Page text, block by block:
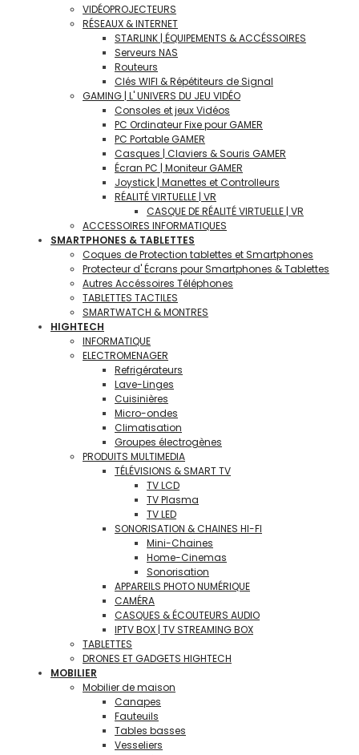
VIDÉOPROJECTEURS
RÉSEAUX & INTERNET
STARLINK | ÉQUIPEMENTS & ACCÉSSOIRES
Serveurs NAS
Routeurs
Clés WIFI & Répétiteurs de Signal
GAMING | L' UNIVERS DU JEU VIDÉO
Consoles et jeux Vidéos
PC Ordinateur Fixe pour GAMER
PC Portable GAMER
Casques | Claviers & Souris GAMER
Écran PC | Moniteur GAMER
Joystick | Manettes et Controlleurs
RÉALITÉ VIRTUELLE | VR
CASQUE DE RÉALITÉ VIRTUELLE | VR
ACCESSOIRES INFORMATIQUES
SMARTPHONES & TABLETTES
Coques de Protection tablettes et Smartphones
Protecteur d' Écrans pour Smartphones & Tablettes
Autres Accéssoires Téléphones
TABLETTES TACTILES
SMARTWATCH & MONTRES
HIGHTECH
INFORMATIQUE
ELECTROMENAGER
Refrigérateurs
Lave-Linges
Cuisinières
Micro-ondes
Climatisation
Groupes électrogènes
PRODUITS MULTIMEDIA
TÉLÉVISIONS & SMART TV
TV LCD
TV Plasma
TV LED
SONORISATION & CHAINES HI-FI
Mini-Chaines
Home-Cinemas
Sonorisation
APPAREILS PHOTO NUMÉRIQUE
CAMÉRA
CASQUES & ÉCOUTEURS AUDIO
IPTV BOX | TV STREAMING BOX
TABLETTES
DRONES ET GADGETS HIGHTECH
MOBILIER
Mobilier de maison
Canapes
Fauteuils
Tables basses
Vesseliers